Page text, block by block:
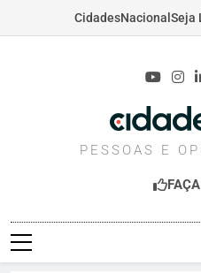
CidadesNacional Seja
PESSOAS E